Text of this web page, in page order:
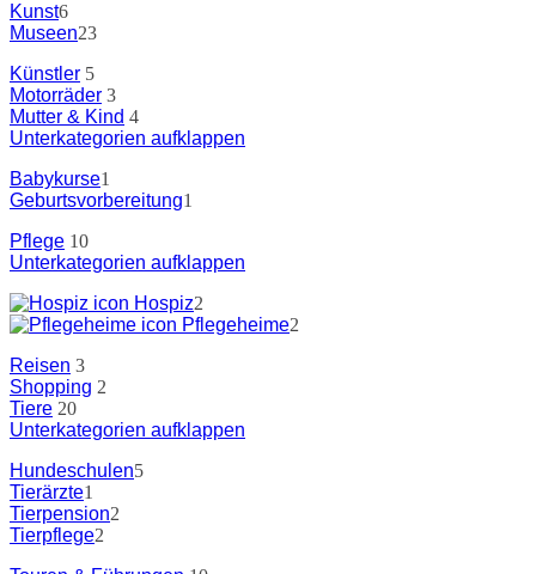
Kunst6
Museen23
Künstler 5
Motorräder 3
Mutter & Kind 4
Unterkategorien aufklappen
Babykurse1
Geburtsvorbereitung1
Pflege 10
Unterkategorien aufklappen
Hospiz2
Pflegeheime2
Reisen 3
Shopping 2
Tiere 20
Unterkategorien aufklappen
Hundeschulen5
Tierärzte1
Tierpension2
Tierpflege2